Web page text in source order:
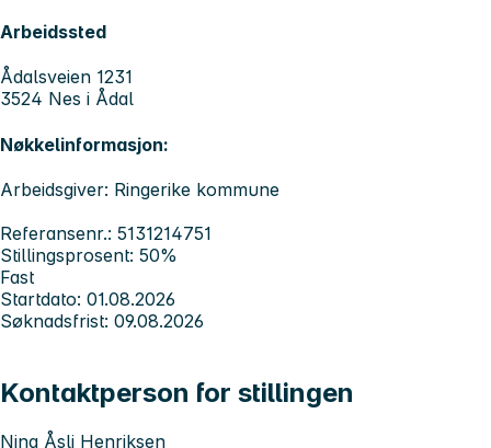
Arbeidssted
Ådalsveien 1231
3524 Nes i Ådal
Nøkkelinformasjon:
Arbeidsgiver: Ringerike kommune
Referansenr.: 5131214751
Stillingsprosent: 50%
Fast
Startdato: 01.08.2026
Søknadsfrist: 09.08.2026
Kontaktperson for stillingen
Nina Åsli Henriksen